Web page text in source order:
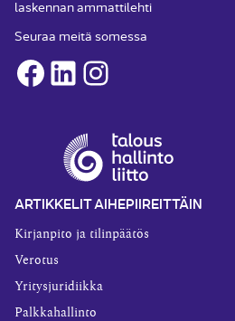
laskennan ammattilehti
Seuraa meitä somessa
Facebook
LinkedInInstagram
ARTIKKELIT AIHEPIIREITTÄIN
Kirjanpito ja tilinpäätös
Verotus
Yritysjuridiikka
Palkkahallinto